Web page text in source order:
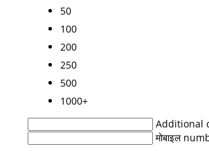
50
100
200
250
500
1000+
Additional
मोबाइल